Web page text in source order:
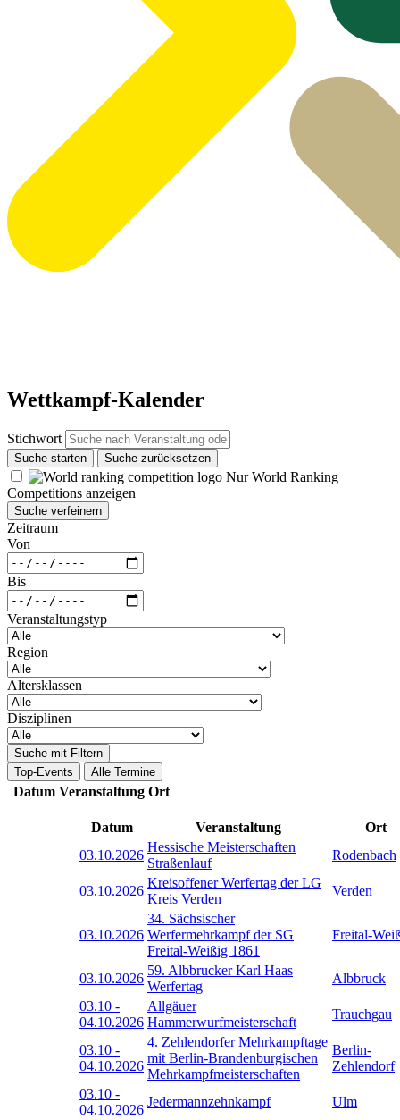
Wettkampf-Kalender
Stichwort
Suche starten Suche zurücksetzen
Nur World Ranking
Competitions anzeigen
Suche verfeinern
Zeitraum
Von
Bis
Veranstaltungstyp
Region
Altersklassen
Disziplinen
Suche mit Filtern
Top-Events
Alle Termine
Datum Veranstaltung Ort
Datum Veranstaltung
Ort
03.10.2026
Hessische Meisterschaften
Straßenlauf
Rodenbach
03.10.2026
Kreisoffener Werfertag der LG
Kreis Verden
Verden
03.10.2026
34. Sächsischer
Werfermehrkampf der SG
Freital-Weißig 1861
Freital-
03.10.2026
59. Albbrucker Karl Haas
Werfertag
Albbruck
03.10 -
04.10.2026
Allgäuer
Hammerwurfmeisterschaft
Trauchgau
03.10 -
04.10.2026
4. Zehlendorfer Mehrkampftage
mit Berlin-Brandenburgischen
Mehrkampfmeisterschaften
Berlin-
Zehlendorf
03.10 -
04.10.2026
Jedermannzehnkampf
Ulm